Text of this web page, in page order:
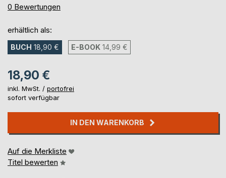
0%
0 Bewertungen
erhältlich als:
BUCH 18,90 € E-BOOK 14,99 €
18,90 €
inkl. MwSt. / portofrei
sofort verfügbar
IN DEN WARENKORB
Auf die Merkliste
Titel bewerten